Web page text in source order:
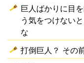
巨人ばかりに目
う気をつけない
な
打倒巨人？ その